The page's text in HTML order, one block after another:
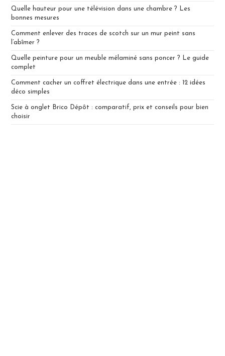
Quelle hauteur pour une télévision dans une chambre ? Les
bonnes mesures
Comment enlever des traces de scotch sur un mur peint sans
l’abîmer ?
Quelle peinture pour un meuble mélaminé sans poncer ? Le guide
complet
Comment cacher un coffret électrique dans une entrée : 12 idées
déco simples
Scie à onglet Brico Dépôt : comparatif, prix et conseils pour bien
choisir